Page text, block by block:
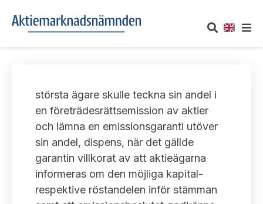
Om oss
Vårt uppdrag
Informationsgivning
Arbetssätt och jävsfrågor
UTTALANDEN
Om nämndens uttalanden
Framställningar och konsultation
Uttalanden sorterade efter publiceringsdatum
TAKEOVER-REGLER
Takeover-regler för reglerade marknader och vissa
handelsplattformar
AKTUELLT
största ägare skulle teckna sin andel i
en företrädesrättsemission av aktier
och lämna en emissionsgaranti utöver
sin andel, dispens, när det gällde
garantin villkorat av att aktieägarna
informeras om den möjliga kapital-
respektive röstandelen inför stämman